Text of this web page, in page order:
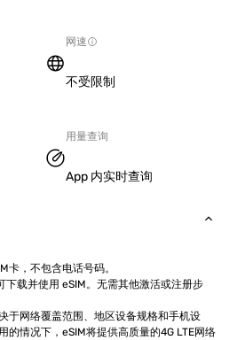
网速
不受限制
用量查询
App 内实时查询
卡，不包含电话号码。
下载并使用 eSIM。无需其他激活或注册步
于网络覆盖范围、地区设备规格和手机设
的情况下，eSIM将提供高质量的4G LTE网络